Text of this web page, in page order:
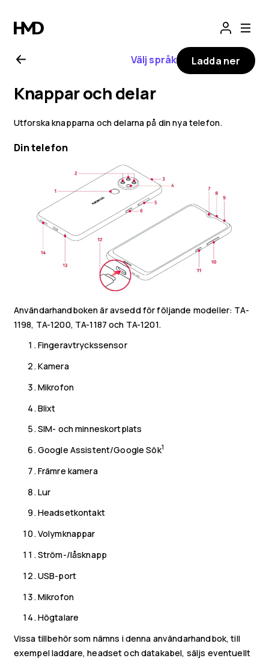
för
Nokia
6.2
Välj språk Ladda ner
Knappar och delar
Utforska knapparna och delarna på din nya telefon.
Din telefon
Användarhandboken är avsedd för följande modeller: TA-
1198, TA-1200, TA-1187 och TA-1201.
Fingeravtryckssensor
Kamera
Mikrofon
Blixt
SIM- och minneskortplats
Google Assistent/Google Sök1
Främre kamera
Lur
Headsetkontakt
Volymknappar
Ström-/låsknapp
USB-port
Mikrofon
Högtalare
Vissa tillbehör som nämns i denna användarhandbok, till
exempel laddare, headset och datakabel, säljs eventuellt